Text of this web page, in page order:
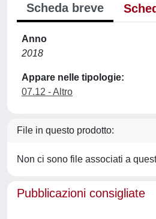
Scheda breve
Anno
2018
Appare nelle tipologie:
07.12 - Altro
File in questo prodotto:
Non ci sono file associati a
Pubblicazioni consigliate